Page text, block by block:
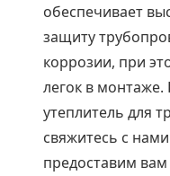
обеспечивает
защиту
коррозии, при
легок в монтаже.
утеплитель для
свяжитесь с
предоставим